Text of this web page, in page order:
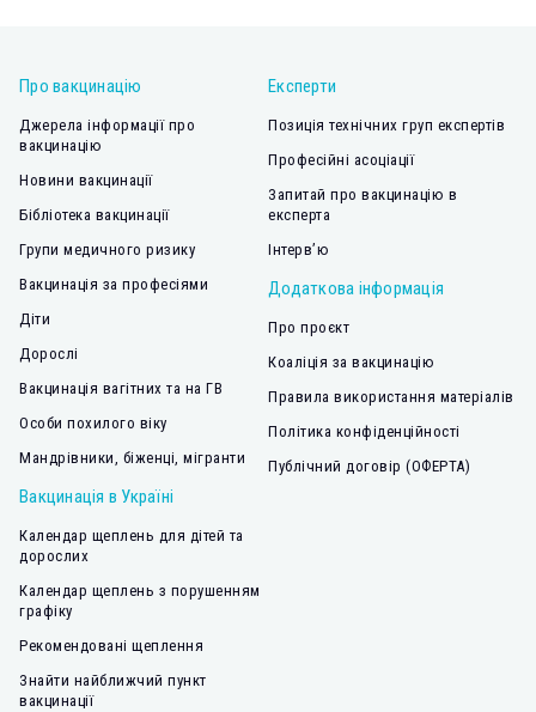
Про вакцинацію
Джерела інформації про
вакцинацію
Новини вакцинації
Бібліотека вакцинації
Групи медичного ризику
Вакцинація за професіями
Діти
Дорослі
Вакцинація вагітних та на ГВ
Особи похилого віку
Мандрівники, біженці, мігранти
Вакцинація в Україні
Календар щеплень для дітей та
дорослих
Календар щеплень з порушенням
графіку
Рекомендовані щеплення
Знайти найближчий пункт
вакцинації
Експерти
Позиція технічних груп експертів
Професійні асоціації
Запитай про вакцинацію в
експерта
Інтерв’ю
Додаткова інформація
Про проєкт
Коаліція за вакцинацію
Правила використання матеріалів
Політика конфіденційності
Публічний договір (ОФЕРТА)